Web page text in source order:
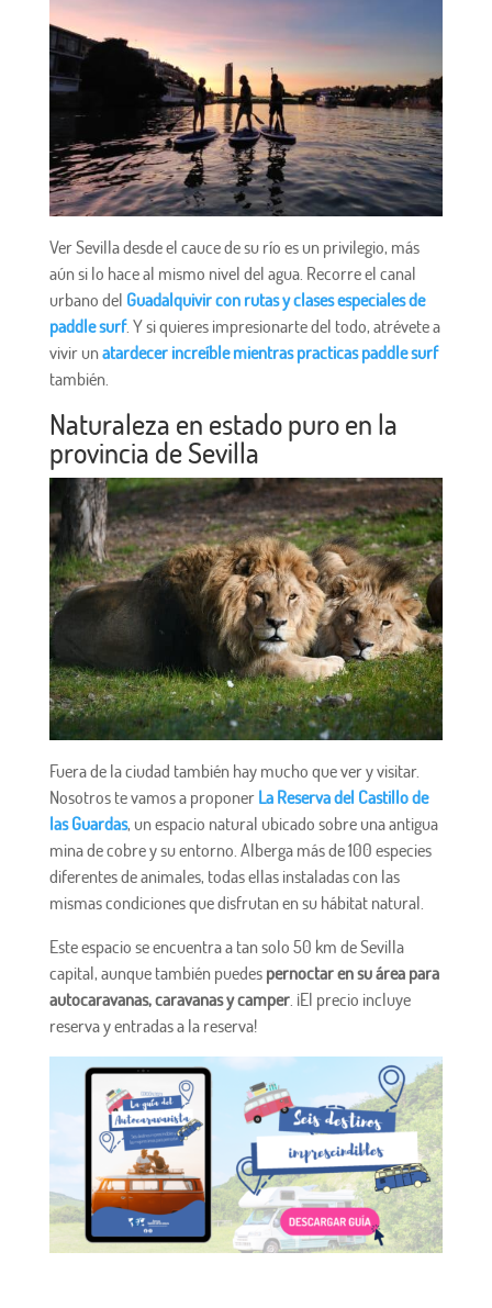
Ver Sevilla desde el cauce de su río es un privilegio, más
aún si lo hace al mismo nivel del agua. Recorre el canal
urbano del Guadalquivir con rutas y clases especiales de
paddle surf. Y si quieres impresionarte del todo, atrévete a
vivir unatardecer increíble mientras practicas paddle surf
también.
Naturaleza en estado puro en la
provincia de Sevilla
Fuera de la ciudad también hay mucho que ver y visitar.
Nosotros te vamos a proponer La Reserva del Castillo de
las Guardas, un espacio natural ubicado sobre una antigua
mina de cobre y su entorno. Alberga más de 100 especies
diferentes de animales, todas ellas instaladas con las
mismas condiciones que disfrutan en su hábitat natural.
Este espacio se encuentra a tan solo 50 km de Sevilla
capital, aunque también puedes pernoctar en su área para
autocaravanas, caravanas y camper. ¡El precio incluye
reserva y entradas a la reserva!